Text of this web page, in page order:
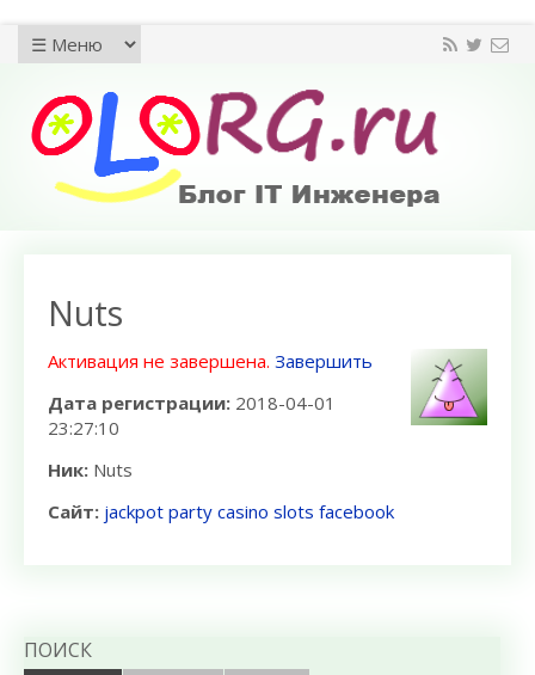
Nuts
Активация не завершена. Завершить
Дата регистрации: 2018-04-01
23:27:10
Ник: Nuts
Сайт: jackpot party casino slots facebook
ПОИСК